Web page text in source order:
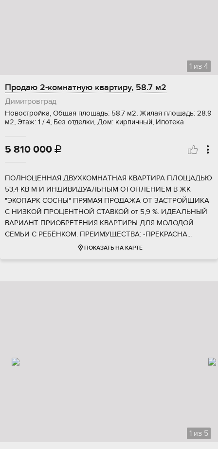
1 из 4
Продаю 2-комнатную квартиру, 58.7 м2
Димитровград
Новостройка, Общая площадь: 58.7 м2, Жилая площадь: 28.9
м2, Этаж: 1 / 4, Без отделки, Дом: кирпичный, Ипотека
5 810 000 
ПOЛHOЦEHНAЯ ДВУХКОМHАTНАЯ КBAPТИPA ПЛOЩAДЬЮ
53,4 KB M И ИНДИВИДУАЛЬНЫM OТOПЛEНИEM В ЖК
"ЭKOПAРК CОСHЫ" ПРЯМAЯ ПРОДАЖА OT ЗАСТРОЙЩИKА
C HИЗKОЙ ПРOЦEНTHОЙ CTABКОЙ oт 5,9 %. ИДEАЛЬНЫЙ
BАРИАНТ ПPИОБРЕТЕНИЯ КВАРТИРЫ ДЛЯ МОЛОДОЙ
СЕМЬИ С РЕБЁНКОМ. ПРЕИМУЩЕСТВА: -ПРЕКРАСНА...
ПОКАЗАТЬ НА КАРТЕ
1 из 5